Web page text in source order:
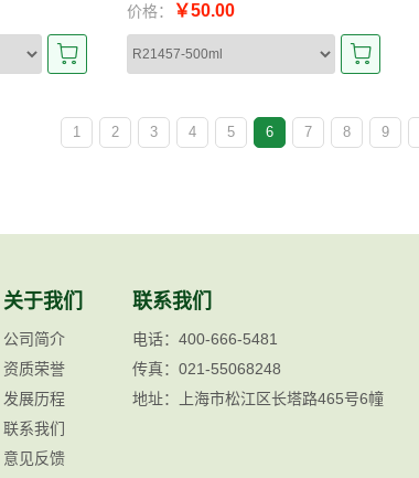
价格： ￥50.00
1 2 3 4 5 6 7 8 9
关于我们
公司简介
资质荣誉
发展历程
联系我们
意见反馈
联系我们
电话：400-666-5481
传真：021-55068248
地址：上海市松江区长塔路465号6幢